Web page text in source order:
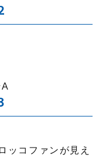
ッコファンが見え